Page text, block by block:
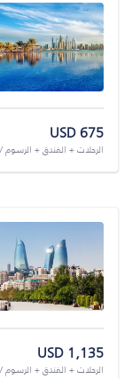
USD 675
الرحلات + الفندق +
USD 1,135
الرحلات + الفندق +